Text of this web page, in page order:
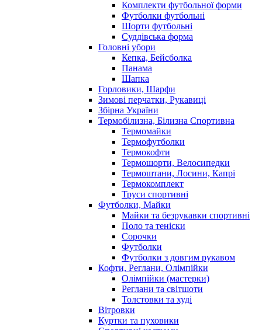
Комплекти футбольної форми
Футболки футбольні
Шорти футбольні
Суддівська форма
Головні убори
Кепка, Бейсболка
Панама
Шапка
Горловики, Шарфи
Зимові перчатки, Рукавиці
Збірна України
Термобілизна, Білизна Спортивна
Термомайки
Термофутболки
Термокофти
Термошорти, Велосипедки
Термоштани, Лосини, Капрі
Термокомплект
Труси спортивні
Футболки, Майки
Майки та безрукавки спортивні
Поло та теніски
Сорочки
Футболки
Футболки з довгим рукавом
Кофти, Реглани, Олімпійки
Олімпійки (мастерки)
Реглани та світшоти
Толстовки та худі
Вітровки
Куртки та пуховики